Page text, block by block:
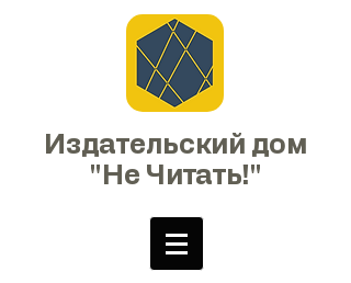
Издательский дом
"Не Читать!"